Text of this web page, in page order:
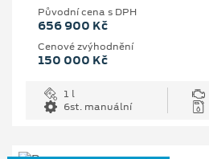
Původní cena s DPH
656 900 Kč
Cenové zvýhodnění
150 000 Kč
1 l
6st. manuální